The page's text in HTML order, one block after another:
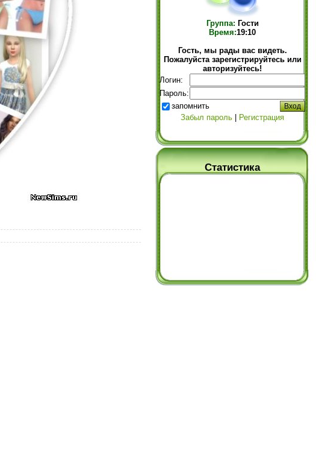
Группа: Гости
Время:19:10
Гость, мы рады вас видеть.
Пожалуйста зарегистрируйтесь или
авторизуйтесь!
Логин:
Пароль:
запомнить
Забыл пароль
Регистрация
Статистика